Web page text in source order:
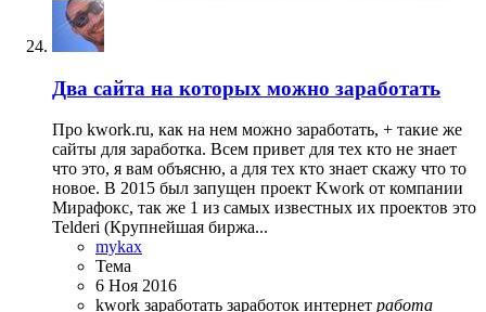
Два сайта на которых можно заработать
Про kwork.ru, как на нем можно заработать, + такие же
сайты для заработка. Всем привет для тех кто не знает
что это, я вам объясню, а для тех кто знает скажу что то
новое. В 2015 был запущен проект Kwork от компании
Мирафокс, так же 1 из самых известных их проектов это
Telderi (Крупнейшая биржа...
mykax
Тема
6 Ноя 2016
kwork заработать заработок интернет работа